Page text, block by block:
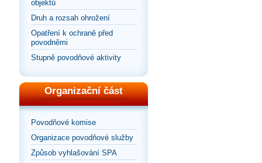
objektů
Druh a rozsah ohrožení
Opatření k ochraně před
povodněmi
Stupně povodňové aktivity
Organizační část
Povodňové komise
Organizace povodňové služby
Způsob vyhlašování SPA